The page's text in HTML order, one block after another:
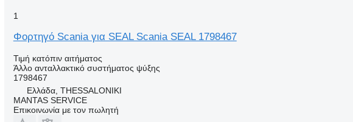
1
Φορτηγό Scania για SEAL Scania SEAL 1798467
Τιμή κατόπιν αιτήματος
Άλλο ανταλλακτικό συστήματος ψύξης
1798467
Ελλάδα, THESSALONIKI
MANTAS SERVICE
Επικοινωνία με τον πωλητή